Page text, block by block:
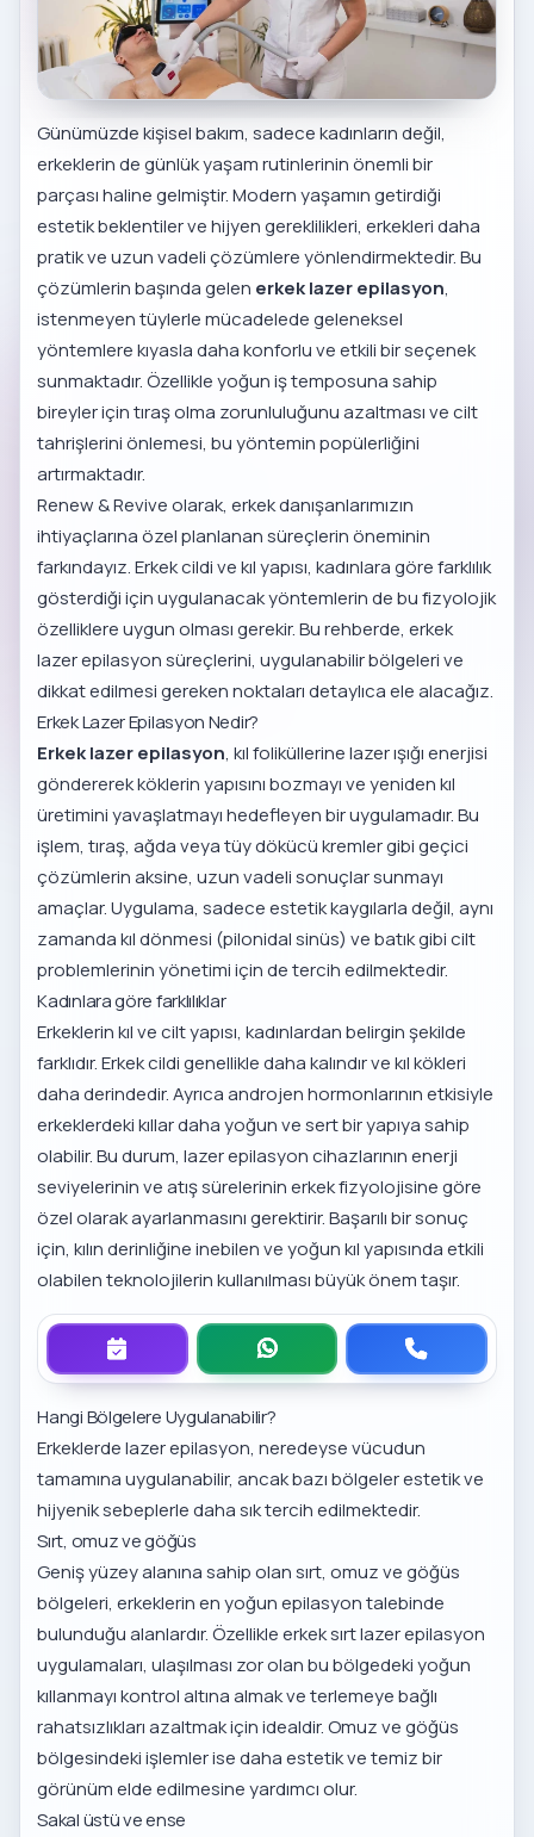
Günümüzde kişisel bakım, sadece kadınların değil,
erkeklerin de günlük yaşam rutinlerinin önemli bir
parçası haline gelmiştir. Modern yaşamın getirdiği
estetik beklentiler ve hijyen gereklilikleri, erkekleri daha
pratik ve uzun vadeli çözümlere yönlendirmektedir. Bu
çözümlerin başında gelen erkek lazer epilasyon,
istenmeyen tüylerle mücadelede geleneksel
yöntemlere kıyasla daha konforlu ve etkili bir seçenek
sunmaktadır. Özellikle yoğun iş temposuna sahip
bireyler için tıraş olma zorunluluğunu azaltması ve cilt
tahrişlerini önlemesi, bu yöntemin popülerliğini
artırmaktadır.
Renew & Revive olarak, erkek danışanlarımızın
ihtiyaçlarına özel planlanan süreçlerin öneminin
farkındayız. Erkek cildi ve kıl yapısı, kadınlara göre farklılık
gösterdiği için uygulanacak yöntemlerin de bu fizyolojik
özelliklere uygun olması gerekir. Bu rehberde, erkek
lazer epilasyon süreçlerini, uygulanabilir bölgeleri ve
dikkat edilmesi gereken noktaları detaylıca ele alacağız.
Erkek Lazer Epilasyon Nedir?
Erkek lazer epilasyon, kıl foliküllerine lazer ışığı enerjisi
göndererek köklerin yapısını bozmayı ve yeniden kıl
üretimini yavaşlatmayı hedefleyen bir uygulamadır. Bu
işlem, tıraş, ağda veya tüy dökücü kremler gibi geçici
çözümlerin aksine, uzun vadeli sonuçlar sunmayı
amaçlar. Uygulama, sadece estetik kaygılarla değil, aynı
zamanda kıl dönmesi (pilonidal sinüs) ve batık gibi cilt
problemlerinin yönetimi için de tercih edilmektedir.
Kadınlara göre farklılıklar
Erkeklerin kıl ve cilt yapısı, kadınlardan belirgin şekilde
farklıdır. Erkek cildi genellikle daha kalındır ve kıl kökleri
daha derindedir. Ayrıca androjen hormonlarının etkisiyle
erkeklerdeki kıllar daha yoğun ve sert bir yapıya sahip
olabilir. Bu durum, lazer epilasyon cihazlarının enerji
seviyelerinin ve atış sürelerinin erkek fizyolojisine göre
özel olarak ayarlanmasını gerektirir. Başarılı bir sonuç
için, kılın derinliğine inebilen ve yoğun kıl yapısında etkili
olabilen teknolojilerin kullanılması büyük önem taşır.
Hangi Bölgelere Uygulanabilir?
Erkeklerde lazer epilasyon, neredeyse vücudun
tamamına uygulanabilir, ancak bazı bölgeler estetik ve
hijyenik sebeplerle daha sık tercih edilmektedir.
Sırt, omuz ve göğüs
Geniş yüzey alanına sahip olan sırt, omuz ve göğüs
bölgeleri, erkeklerin en yoğun epilasyon talebinde
bulunduğu alanlardır. Özellikleerkek sırt lazer epilasyon
uygulamaları, ulaşılması zor olan bu bölgedeki yoğun
kıllanmayı kontrol altına almak ve terlemeye bağlı
rahatsızlıkları azaltmak için idealdir. Omuz ve göğüs
bölgesindeki işlemler ise daha estetik ve temiz bir
görünüm elde edilmesine yardımcı olur.
Sakal üstü ve ense